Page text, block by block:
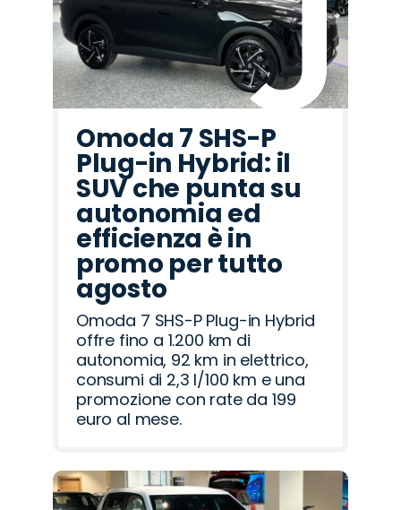
Omoda 7 SHS-P
Plug-in Hybrid: il
SUV che punta su
autonomia ed
efficienza è in
promo per tutto
agosto
Omoda 7 SHS-P Plug-in Hybrid
offre fino a 1.200 km di
autonomia, 92 km in elettrico,
consumi di 2,3 l/100 km e una
promozione con rate da 199
euro al mese.